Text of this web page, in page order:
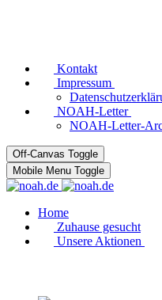
Kontakt
Impressum
NOAH-Letter
NOAH-Letter-
Off-Canvas Toggle
Mobile Menu Toggle
Home
Zuhause gesucht
Unsere Aktionen